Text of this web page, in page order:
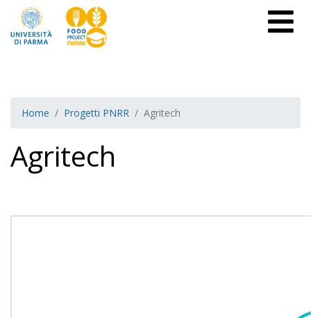
Home Progetti PNRR Agritech
Agritech